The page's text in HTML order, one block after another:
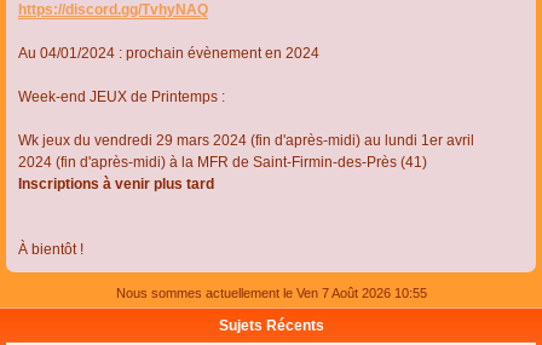
https://discord.gg/TvhyNAQ
Au 04/01/2024 : prochain évènement en 2024
Week-end JEUX de Printemps :
Wk jeux du vendredi 29 mars 2024 (fin d'après-midi) au lundi 1er avril
2024 (fin d'après-midi) à la MFR de Saint-Firmin-des-Près (41)
Inscriptions à venir plus tard
À bientôt !
Nous sommes actuellement le Ven 7 Août 2026 10:55
Sujets Récents